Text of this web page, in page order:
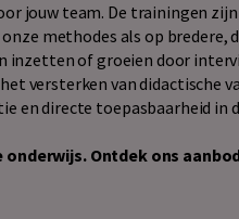
jouw team. De trainingen
methodes als op bredere,
inzetten of groeien door
versterken van didactische
en directe toepasbaarheid in
Ontdek ons